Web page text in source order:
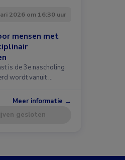
2026 om 16:30 uur
mensen met
is de 3e nascholing
wordt vanuit …
Meer informatie →
gesloten